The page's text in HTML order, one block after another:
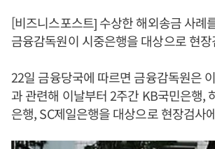
[비즈니스포스트] 수상한 해외송금 사례
금융감독원이 시중은행을 대상으로 현
22일 금융당국에 따르면 금융감독원은
과 관련해 이날부터 2주간 KB국민은행,
은행, SC제일은행을 대상으로 현장검사